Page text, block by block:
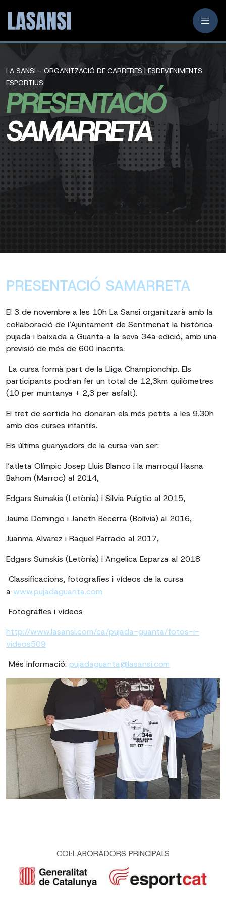
LA SANSI - ORGANITZACIÓ DE CARRERES I ESDEVENIMENTS
ESPORTIUS
PRESENTACIÓ
SAMARRETA
PRESENTACIÓ SAMARRETA
El 3 de novembre a les 10h La Sansi organitzarà amb la
col·laboració de l’Ajuntament de Sentmenat la històrica
pujada i baixada a Guanta a la seva 34a edició, amb una
previsió de més de 600 inscrits.
La cursa formà part de la Lliga Championchip. Els
participants podran fer un total de 12,3km quilòmetres
(10 per muntanya + 2,3 per asfalt).
El tret de sortida ho donaran els més petits a les 9.30h
amb dos curses infantils.
Els últims guanyadors de la cursa van ser:
l’atleta Olímpic Josep Lluis Blanco i la marroquí Hasna
Bahom (Marroc) al 2014,
Edgars Sumskis (Letònia) i Silvia Puigtio al 2015,
Jaume Domingo i Janeth Becerra (Bolívia) al 2016,
Juanma Alvarez i Raquel Parrado al 2017,
Edgars Sumskis (Letònia) i Angelica Esparza al 2018
Classificacions, fotografies i vídeos de la cursa
a www.pujadaguanta.com
Fotografies i vídeos
http://www.lasansi.com/ca/pujada-guanta/fotos-i-
videos509
Més informació: pujadaguanta@lasansi.com
COL·LABORADORS PRINCIPALS